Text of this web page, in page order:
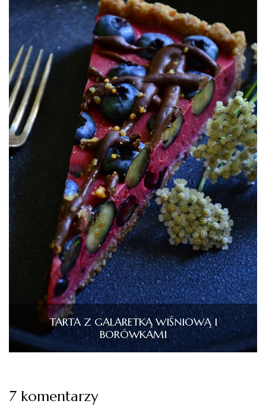
TARTA Z GALARETKĄ WIŚNIOWĄ I
BORÓWKAMI
7 komentarzy